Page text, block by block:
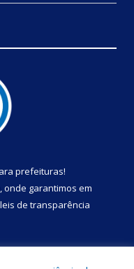
prefeituras!
onde garantimos em
leis de transparência